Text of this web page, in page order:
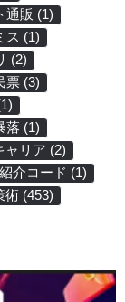
通販 (1)
ス (1)
(2)
票 (3)
落 (1)
ャリア (2)
紹介コード (1)
術 (453)